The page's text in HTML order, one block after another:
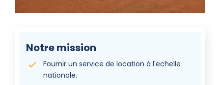
Notre mission
Fournir un service de location à l'echelle
nationale.